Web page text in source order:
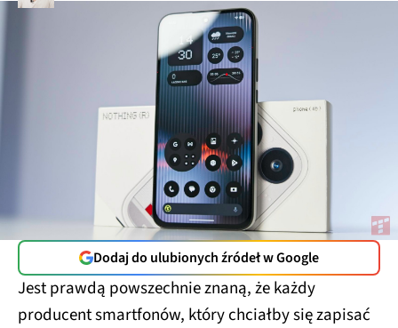
Dodaj do ulubionych źródeł w Google
Jest prawdą powszechnie znaną, że każdy
producent smartfonów, który chciałby się zapisać